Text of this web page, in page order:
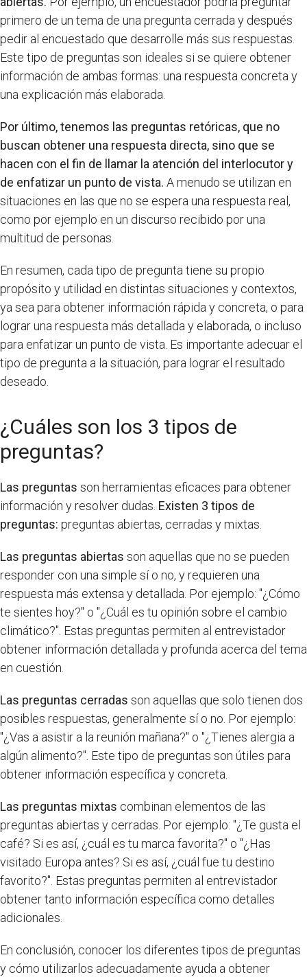
primero de un tema de una pregunta cerrada y después
pedir al encuestado que desarrolle más sus respuestas.
Este tipo de preguntas son ideales si se quiere obtener
información de ambas formas: una respuesta concreta y
una explicación más elaborada.
Por último, tenemos las preguntas retóricas, que no
buscan obtener una respuesta directa, sino que se
hacen con el fin de llamar la atención del interlocutor y
de enfatizar un punto de vista. A menudo se utilizan en
situaciones en las que no se espera una respuesta real,
como por ejemplo en un discurso recibido por una
multitud de personas.
En resumen, cada tipo de pregunta tiene su propio
propósito y utilidad en distintas situaciones y contextos,
ya sea para obtener información rápida y concreta, o para
lograr una respuesta más detallada y elaborada, o incluso
para enfatizar un punto de vista. Es importante adecuar el
tipo de pregunta a la situación, para lograr el resultado
deseado.
¿Cuáles son los 3 tipos de
preguntas?
Las preguntas son herramientas eficaces para obtener
información y resolver dudas. Existen 3 tipos de
preguntas: preguntas abiertas, cerradas y mixtas.
Las preguntas abiertas son aquellas que no se pueden
responder con una simple sí o no, y requieren una
respuesta más extensa y detallada. Por ejemplo: "¿Cómo
te sientes hoy?" o "¿Cuál es tu opinión sobre el cambio
climático?". Estas preguntas permiten al entrevistador
obtener información detallada y profunda acerca del tema
en cuestión.
Las preguntas cerradas son aquellas que solo tienen dos
posibles respuestas, generalmente sí o no. Por ejemplo:
"¿Vas a asistir a la reunión mañana?" o "¿Tienes alergia a
algún alimento?". Este tipo de preguntas son útiles para
obtener información específica y concreta.
Las preguntas mixtas combinan elementos de las
preguntas abiertas y cerradas. Por ejemplo: "¿Te gusta el
café? Si es así, ¿cuál es tu marca favorita?" o "¿Has
visitado Europa antes? Si es así, ¿cuál fue tu destino
favorito?". Estas preguntas permiten al entrevistador
obtener tanto información específica como detalles
adicionales.
En conclusión, conocer los diferentes tipos de preguntas
y cómo utilizarlos adecuadamente ayuda a obtener